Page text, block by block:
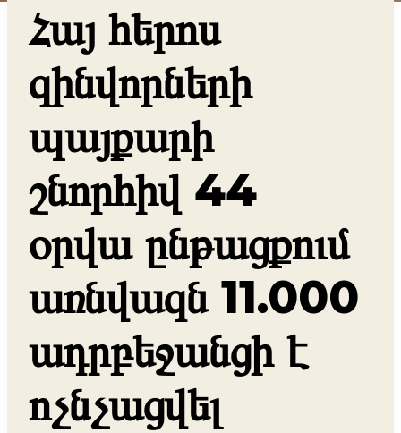
Հայ հերոս
զինվորների
պայքարի
շնորհիվ 44
օրվա ընթացքում
առնվազն 11.000
ադրբեջանցի է
ոչնչացվել